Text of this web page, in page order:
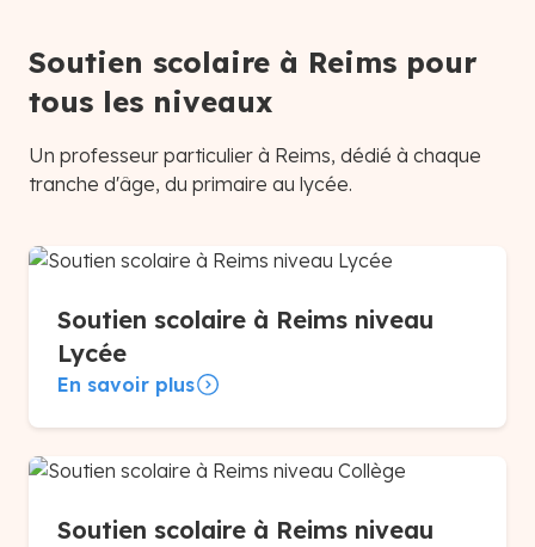
Soutien scolaire à Reims pour
tous les niveaux
Un professeur particulier à Reims, dédié à chaque
tranche d'âge, du primaire au lycée.
Soutien scolaire à Reims niveau
Lycée
En savoir plus
Soutien scolaire à Reims niveau